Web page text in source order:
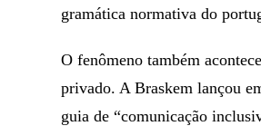
gramática normativa do
O fenômeno também
privado. A Braskem lançou
guia de “comunicação